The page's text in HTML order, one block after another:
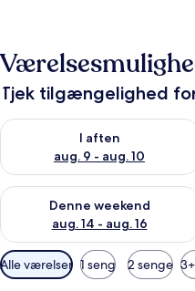
Tjek tilgængelighed
I aften
aug. 9 - aug. 10
Tjek tilgængelighed for i aften
Denne weekend
aug. 14 - aug. 16
Tjek tilgængelighed for denne
Tilgængelige
filtre
Alle værelser 1 seng 2 senge